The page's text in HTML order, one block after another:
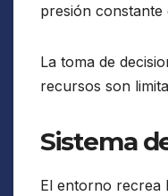
presión
La toma de
recursos son
Sistema
El entorno recrea